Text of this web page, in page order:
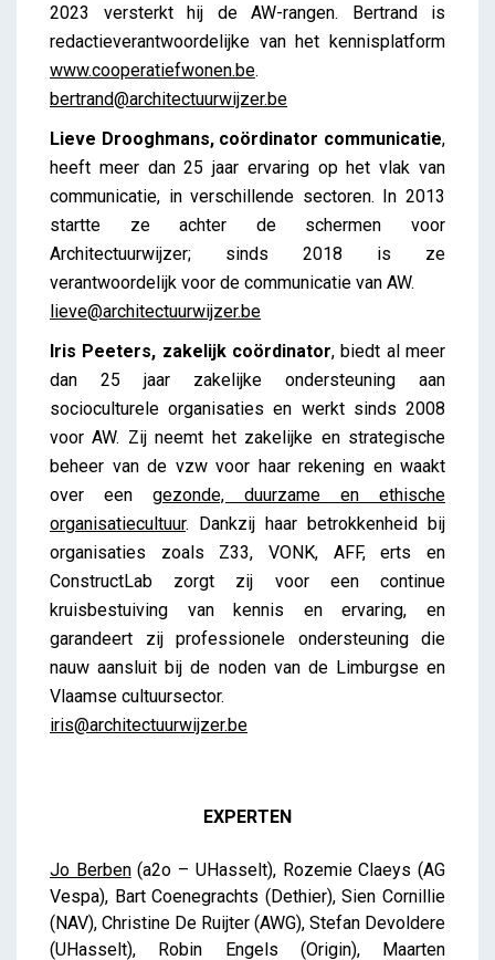
2023 versterkt hij de AW-rangen. Bertrand is
redactieverantwoordelijke van het kennisplatform
www.cooperatiefwonen.be.
bertrand@architectuurwijzer.be
Lieve Drooghmans, coördinator communicatie,
heeft meer dan 25 jaar ervaring op het vlak van
communicatie, in verschillende sectoren. In 2013
startte ze achter de schermen voor
Architectuurwijzer; sinds 2018 is ze
verantwoordelijk voor de communicatie van AW.
lieve@architectuurwijzer.be
Iris Peeters, zakelijk coördinator, biedt al meer
dan 25 jaar zakelijke ondersteuning aan
socioculturele organisaties en werkt sinds 2008
voor AW. Zij neemt het zakelijke en strategische
beheer van de vzw voor haar rekening en waakt
over een gezonde, duurzame en ethische
organisatiecultuur. Dankzij haar betrokkenheid bij
organisaties zoals Z33, VONK, AFF, erts en
ConstructLab zorgt zij voor een continue
kruisbestuiving van kennis en ervaring, en
garandeert zij professionele ondersteuning die
nauw aansluit bij de noden van de Limburgse en
Vlaamse cultuursector.
iris@architectuurwijzer.be
EXPERTEN
Jo Berben(a2o – UHasselt), Rozemie Claeys (AG
Vespa), Bart Coenegrachts (Dethier), Sien Cornillie
(NAV), Christine De Ruijter (AWG), Stefan Devoldere
(UHasselt), Robin Engels (Origin), Maarten